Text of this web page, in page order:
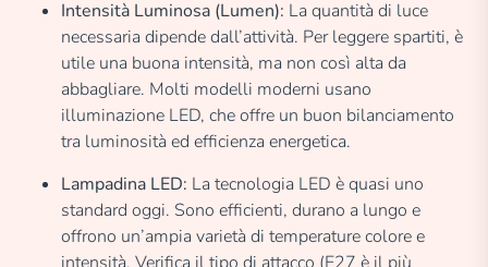
Intensità Luminosa (Lumen): La quantità di luce
necessaria dipende dall’attività. Per leggere spartiti, è
utile una buona intensità, ma non così alta da
abbagliare. Molti modelli moderni usano
illuminazione LED, che offre un buon bilanciamento
tra luminosità ed efficienza energetica.
Lampadina LED: La tecnologia LED è quasi uno
standard oggi. Sono efficienti, durano a lungo e
offrono un’ampia varietà di temperature colore e